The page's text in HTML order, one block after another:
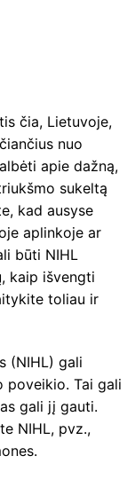
čia, Lietuvoje,
nuo
apie dažną,
sukeltą
kad ausyse
aplinkoje ar
būti NIHL
kaip išvengti
toliau ir
(NIHL) gali
poveikio. Tai gali
gali jį gauti.
NIHL, pvz.,